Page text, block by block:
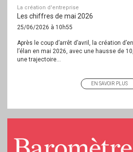
La création d'entreprise
Les chiffres de mai 2026
25/06/2026 à 10h55
Après le coup d’arrêt d’avril, la création
l’élan en mai 2026, avec une hausse de
une trajectoire...
EN SAVOIR PLUS